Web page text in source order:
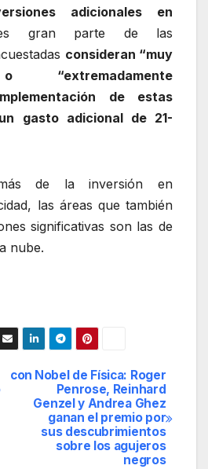
adicionales en
gran parte de las
consideran “muy
“extremadamente
de estas
gasto adicional de 21-
de la inversión en
las áreas que también
significativas son las de
nube.
Nobel de Física: Roger
Penrose, Reinhard
Genzel y Andrea Ghez
ganan el premio por
sus descubrimientos
sobre los agujeros
negros